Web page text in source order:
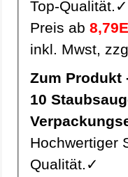
Top-Qualität.✓
Preis ab
inkl. Mwst,
Zum Produkt
10 Staubsaugerbeutel, Staubbeutel Y22 pro
Hochwertiger
Qualität.✓